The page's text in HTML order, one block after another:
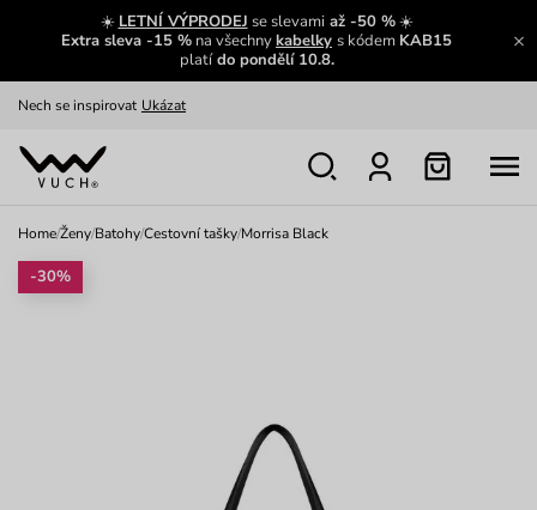
☀️ LETNÍ VÝPRODEJ se slevamiaž -50 %☀️
Extra sleva -15 % na všechnykabelky s kódem KAB15
platído pondělí 10.8.
Výměna a vrácení zdarma Zobrazit
Prohlédnout
Nech se inspirovat Ukázat
Home/Ženy/Batohy/Cestovní tašky/Morrisa Black
-30%